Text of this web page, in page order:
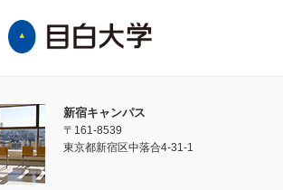
新宿キャンパス
〒161-8539
東京都新宿区中落合4-31-1